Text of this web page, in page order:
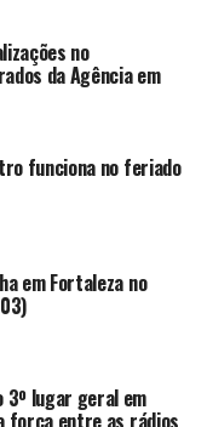
no
da Agência em
funciona no feriado
em Fortaleza no
3º lugar geral em